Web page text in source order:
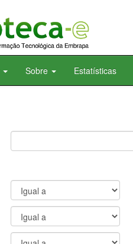
Sobre Estatísticas